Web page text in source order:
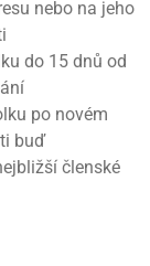
nebo na jeho
do 15 dnů od
po novém
buď
členské